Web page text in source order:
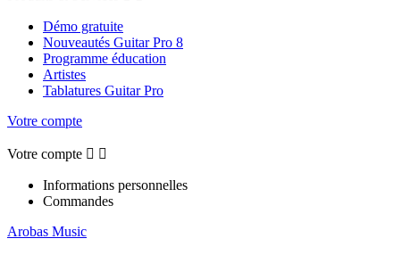
Démo gratuite
Nouveautés Guitar Pro 8
Programme éducation
Artistes
Tablatures Guitar Pro
Votre compte
Votre compte  
Informations personnelles
Commandes
Arobas Music